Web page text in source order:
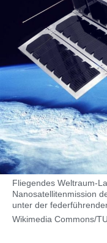
Fliegendes Weltraum-
Nanosatellitenmission
unter der
Wikimedia Commons/